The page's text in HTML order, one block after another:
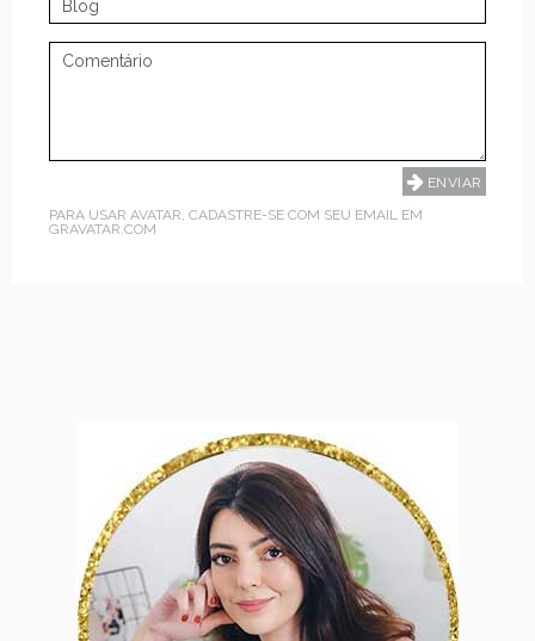
PARA USAR AVATAR, CADASTRE-SE COM SEU EMAIL EM
GRAVATAR.COM